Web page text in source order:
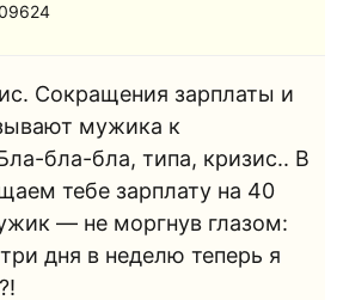
Сокращения зарплаты и
мужика к
бла-бла, типа, кризис.. В
тебе зарплату на 40
— не моргнув глазом:
дня в неделю теперь я